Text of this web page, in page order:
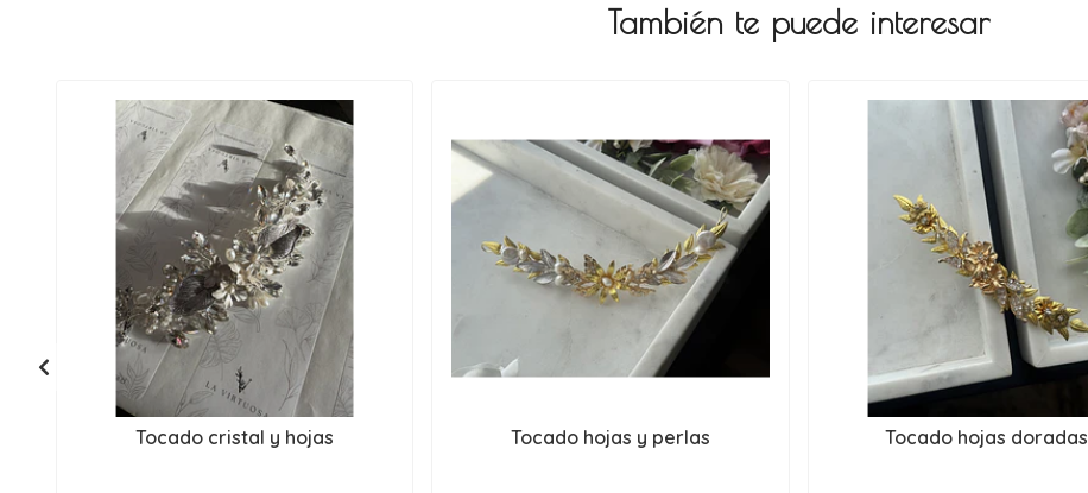
También te puede interesar
Tocado cristal y hojas Tocado hojas y perlas Tocado hojas doradas